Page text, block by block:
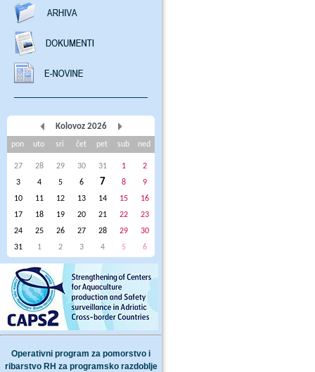
Kolovoz 2026
pon uto sri čet pet sub ned
27 28 29 30 31 1
2
3
4 5 6 7 8
9
10
11 12 13 14 15
16
17
18 19 20 21 22
23
24
25 26 27 28 29
30
31
1 2 3 4 5 6
Operativni program za pomorstvo i
ribarstvo RH za programsko razdoblje